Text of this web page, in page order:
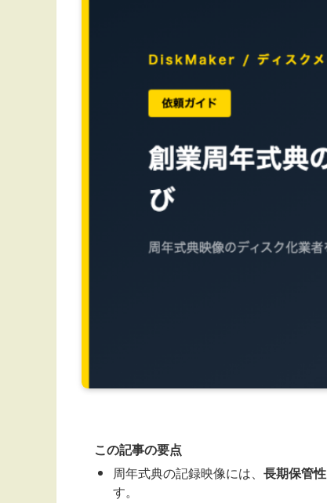
この記事の要点
周年式典の記録映像には、 長期保管性
す。